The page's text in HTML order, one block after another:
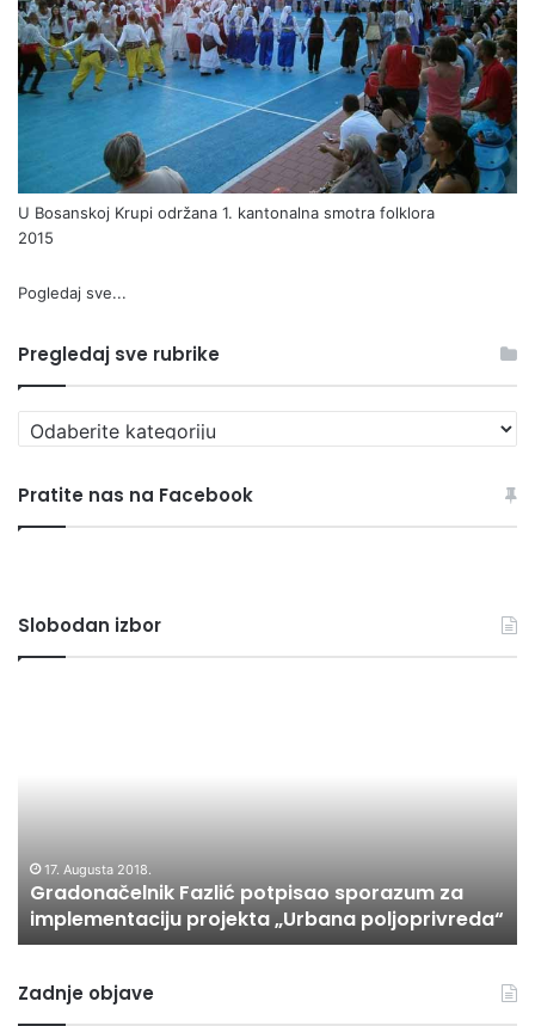
U Bosanskoj Krupi održana 1. kantonalna smotra folklora
2015
Pogledaj sve...
Pregledaj sve rubrike
Pregledaj
sve
Pratite nas na Facebook
Slobodan izbor
„Urbana
poljoprivreda“
17. Augusta 2018.
Gradonačelnik Fazlić potpisao sporazum za
implementaciju projekta „Urbana poljoprivreda“
Zadnje objave